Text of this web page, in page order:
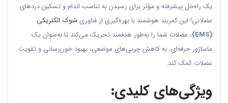
یک راه‌حل پیشرفته و مؤثر برای رسیدن به تناسب اندام و تسکین دردهای
عضلانی! این کمربند هوشمند با بهره‌گیری از فناوریشوک الکتریکی
(EMS)
، عضلات شما را به‌طور هدفمند تحریک می‌کند تا به‌عنوان یک
ماساژور حرفه‌ای، به کاهش چربی‌های موضعی، بهبود خون‌رسانی و تقویت
عضلات کمک کند.
ویژگی‌های کلیدی: